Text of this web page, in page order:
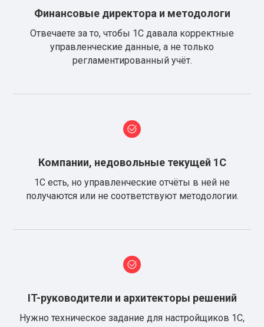
Финансовые директора и методологи
Отвечаете за то, чтобы 1С давала корректные
управленческие данные, а не только
регламентированный учёт.
Компании, недовольные текущей 1С
1С есть, но управленческие отчёты в ней не
получаются или не соответствуют методологии.
IT-руководители и архитекторы решений
Нужно техническое задание для настройщиков 1С,